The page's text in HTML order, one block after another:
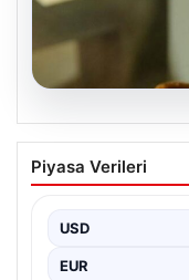
Altın fiyatları
fiyatları ne
fiyatları
Piyasa Verileri
USD
EUR